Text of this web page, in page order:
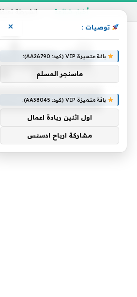
أخبار شائعة
تجارب المال منوعات
توصيات : ×
باقة متميزة VIP (كود: AA26790):
ماسنجر المسلم
باقة متميزة VIP (كود: AA38045):
اول اثنين ريادة اعمال
مشاركة ارباح ادسنس